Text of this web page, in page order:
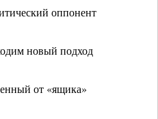
оппонент
новый подход
от «ящика»